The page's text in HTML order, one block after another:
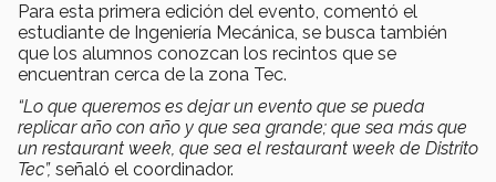
Para esta primera edición del evento, comentó el
estudiante de Ingeniería Mecánica, se busca también
que los alumnos conozcan los recintos que se
encuentran cerca de la zona Tec.
“Lo que queremos es dejar un evento que se pueda
replicar año con año y que sea grande; que sea más que
un restaurant week, que sea el restaurant week de Distrito
Tec”, señaló el coordinador.